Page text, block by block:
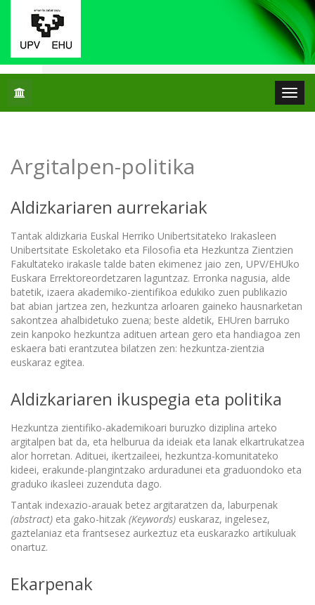
Hasiera
Argitalpen-politika
Aldizkariaren aurrekariak
Tantak aldizkaria Euskal Herriko Unibertsitateko Irakasleen
Unibertsitate Eskoletako eta Filosofia eta Hezkuntza Zientzien
Fakultateko irakasle talde baten ekimenez jaio zen, UPV/EHUko
Euskara Errektoreordetzaren laguntzaz. Erronka nagusia, alde
batetik, izaera akademiko-zientifikoa edukiko zuen publikazio
bat abian jartzea zen, hezkuntza arloaren gaineko hausnarketan
sakontzea ahalbidetuko zuena; beste aldetik, EHUren barruko
zein kanpoko hezkuntza adituen artean gero eta handiagoa zen
eskaera bati erantzutea bilatzen zen: hezkuntza-zientzia
euskaraz egitea.
Aldizkariaren ikuspegia eta politika
Hezkuntza zientifiko-akademikoari buruzko diziplina arteko
argitalpen bat da, eta helburua da ideiak eta lanak elkartrukatzea
alor horretan. Adituei, ikertzaileei, hezkuntza-komunitateko
kideei, erakunde-plangintzako arduradunei eta graduondoko eta
graduko ikasleei zuzenduta dago.
Tantak indexazio-arauak betez argitaratzen da, laburpenak
(abstract) eta gako-hitzak (Keywords) euskaraz, ingelesez,
gaztelaniaz eta frantsesez aurkeztuz eta euskarazko artikuluak
onartuz.
Ekarpenak